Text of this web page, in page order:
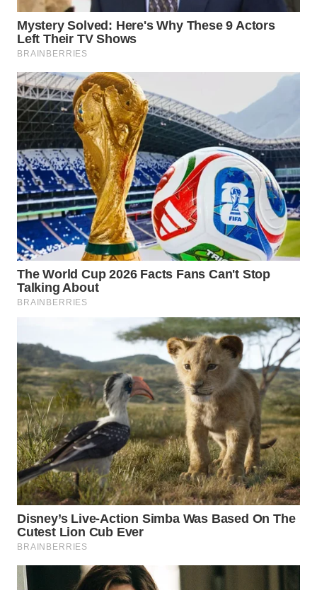
WN
KEPULAUAN
WN
TANGERANG
WN
BINJAI
WN
CIREBON
WN
INDRAMAYU
WN
MAJALENGKA
WN
SUBANG
WN
SUKABUMI
WN
PURWAKARTA